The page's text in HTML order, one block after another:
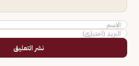
نشر التعليق